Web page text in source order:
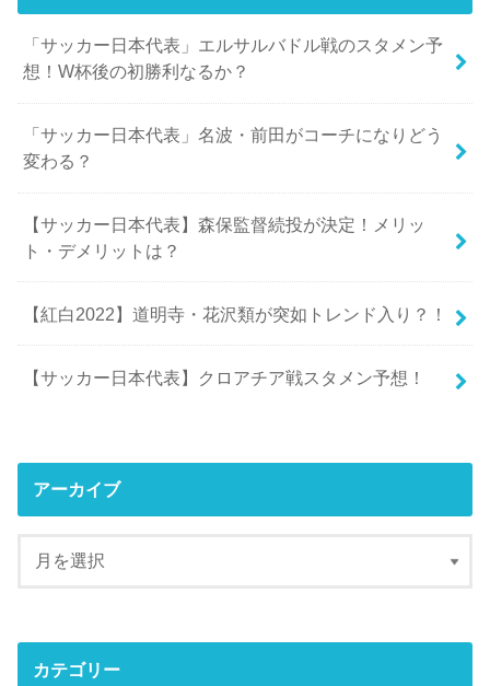
「サッカー日本代表」エルサルバドル戦のスタメン予
想！W杯後の初勝利なるか？
「サッカー日本代表」名波・前田がコーチになりどう
変わる？
【サッカー日本代表】森保監督続投が決定！メリッ
ト・デメリットは？
【紅白2022】道明寺・花沢類が突如トレンド入り？！
【サッカー日本代表】クロアチア戦スタメン予想！
アーカイブ
カテゴリー